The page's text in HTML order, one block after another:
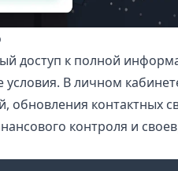
доступ к полной
В личном
обновления контактных
контроля и